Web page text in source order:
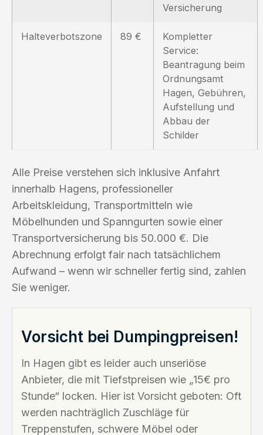
Versicherung
Halteverbotszone 89 €
Kompletter
Service:
Beantragung beim
Ordnungsamt
Hagen, Gebühren,
Aufstellung und
Abbau der
Schilder
Alle Preise verstehen sich inklusive Anfahrt
innerhalb Hagens, professioneller
Arbeitskleidung, Transportmitteln wie
Möbelhunden und Spanngurten sowie einer
Transportversicherung bis 50.000 €. Die
Abrechnung erfolgt fair nach tatsächlichem
Aufwand – wenn wir schneller fertig sind, zahlen
Sie weniger.
Vorsicht bei Dumpingpreisen!
In Hagen gibt es leider auch unseriöse
Anbieter, die mit Tiefstpreisen wie „15€ pro
Stunde“ locken. Hier ist Vorsicht geboten: Oft
werden nachträglich Zuschläge für
Treppenstufen, schwere Möbel oder